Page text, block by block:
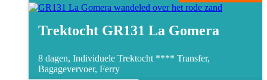
Trektocht GR131 La Gomera
8 dagen, Individuele Trektocht **** Transfer,
Bagagevervoer, Ferry